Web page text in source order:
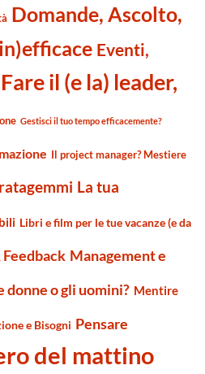
Domande, Ascolto,
Eventi,
Fare il (e la) leader,
Gestisci il tuo tempo efficacemente?
Il project manager? Mestiere
La tua
Libri e film per le tue vacanze (e da
Feedback Management e
donne o gli uomini? Mentire
e Bisogni Pensare
del mattino